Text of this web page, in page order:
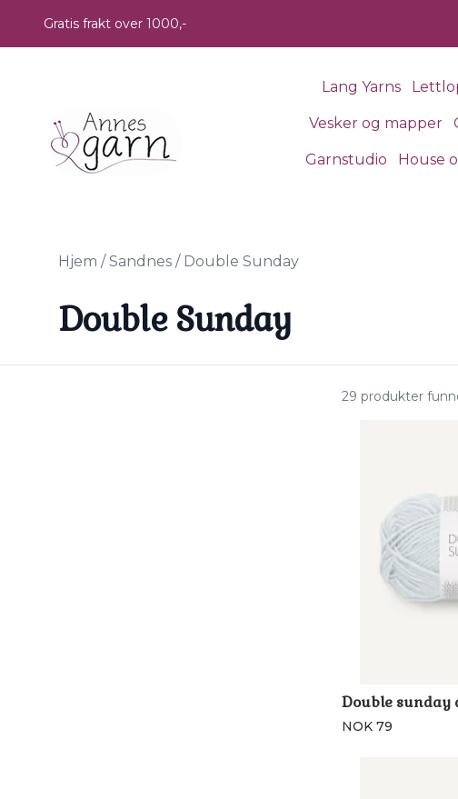
Gratis frakt over 1000,-
Lang Yarns
Vesker og mapper
Garnstudio House
Hjem / Sandnes / Double Sunday
Double Sunday
29 produkter
Double sunday
NOK 79